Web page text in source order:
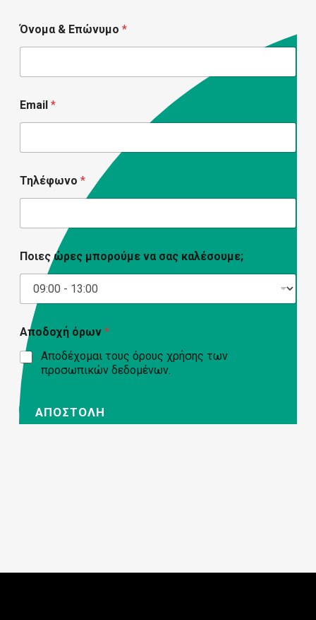
σας αμέσως μετά. Η θεραπεία φωτόλυσης με
το IPL δεν ενδείκνυται σε ανθρώπους με ενεργή
Όνομα & Επώνυμο *
Email *
Τηλέφωνο *
Ποιες ώρες μπορούμε να σας καλέσουμε;
Αποδοχή όρων *
Αποδέχομαι τους όρους χρήσης των
προσωπικών δεδομένων.
ΑΠΟΣΤΟΛΉ